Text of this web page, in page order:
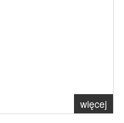
więcej